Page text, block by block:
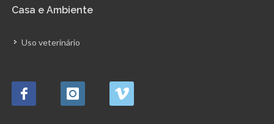
Casa e Ambiente
Uso veterinário